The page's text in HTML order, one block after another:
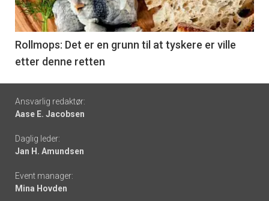
-
6
Rollmops: Det er en grunn til at tyskere er ville
etter denne retten
Footer
-
links
Ansvarlig redaktør:
Aase E. Jacobsen
Daglig leder:
Jan H. Amundsen
Event manager:
Mina Hovden